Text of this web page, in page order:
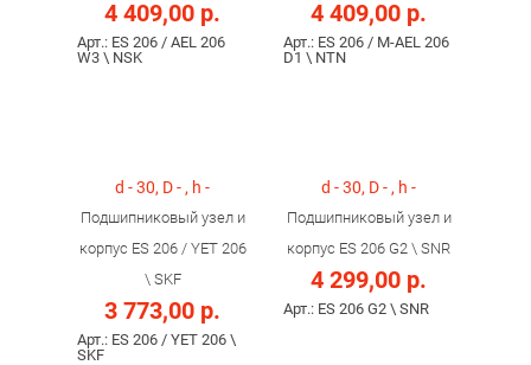
4 409,00 р.
Арт.: ES 206 / AEL 206
W3 \ NSK
4 409,00 р.
Арт.: ES 206 / M-AEL 206
D1 \ NTN
d - 30, D - , h -
Подшипниковый узел и
корпус ES 206 / YET 206
\ SKF
3 773,00 р.
Арт.: ES 206 / YET 206 \
SKF
d - 30, D - , h -
Подшипниковый узел и
корпус ES 206 G2 \ SNR
4 299,00 р.
Арт.: ES 206 G2 \ SNR